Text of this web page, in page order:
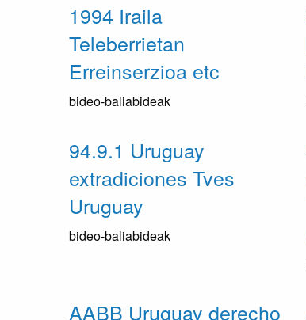
1994 Iraila
Teleberrietan
Erreinserzioa etc
bideo-baliabideak
94.9.1 Uruguay
extradiciones Tves
Uruguay
bideo-baliabideak
AABB Uruguay derecho